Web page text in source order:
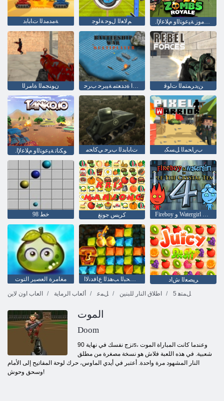
ﺔﻣﺪﻣﺪﻟﺍ ﺕﺎﺑﺎﺑﺩ ﻢﻟﺎﻌﻟﺍ ﻝﻮﺣ ﺔﻟﻮﺟ .ﻝﺎﻳﻭﺭ ﺰﻣﻭﺯ ﺔﻴﻋﻮﺘﻟﺍﻭ ﻡﻼ ﻋﻹ ﺍ
ﻥﻮﻨﺠﻤﻟﺍ ﺓﺎﻣﺮﻟﺍ ﻦﻴﺒﻋﻼ ﻟﺍ ﺓﺩﺪﻌﺘﻣ ﺔﻴﺑﺮﺣ ﺏﺮﺣ ﻦﻳﺩﺮﻤﺘﻤﻟﺍ ﺕﺍﻮﻗ
.ﻮﻜﻧﺎﺗ ﺔﻴﻋﻮﺘﻟﺍﻭ ﻡﻼ ﻋﻹ ﺍ ﺕﺎﺑﺎﺑﺪﻟﺍ ﺏﺮﺣ ﻲﻛﺎﺤﻣ ﺏﺭﺎﺤﻤﻟﺍ ﻞﺴﻜﺑ
خط 98 كريس جونغ Fireboy ﻭ Watergirl 4: Crystal Temple
مغامرة العصير التوت ﺰﻨﻜﻟﺍ ﻦﻋ ﺚﺤﺒﻟﺍ ﺐﻫﺬﻟﺍ ﻉﺎﻓﺪﻧﻻ ﺍ
ﺮﻴﺼﻌﻟﺍ ﺵﺍﺩ
العاب اون لاين
ألعاب الرماية ﻞﻤﻋ اطلاق النار للبنين 5 ﻞﻤﺘﻫ
الموت
Doom
تزج نفسك في نهاية 90s، وعندما كانت المباراة الموت
شعبية. في هذه اللعبة فلاش هو نسخة مصغرة من مطلق
النار المشهود مرة واحدة. أعتبر في أيدي الماوس، حرك لوحة المفاتيح إلى الأمام
وسحق وحوش!